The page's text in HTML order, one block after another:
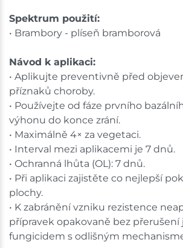
Spektrum použití:
• Brambory - plíseň bramborová
Návod k aplikaci:
• Aplikujte preventivně před
příznaků choroby.
• Používejte od fáze prvního
výhonu do konce zrání.
• Maximálně 4× za vegetaci.
• Interval mezi aplikacemi je 7 dnů.
• Ochranná lhůta (OL): 7 dnů.
• Při aplikaci zajistěte co nejlepší
plochy.
• K zabránění vzniku rezistence
přípravek opakovaně bez přerušení
fungicidem s odlišným